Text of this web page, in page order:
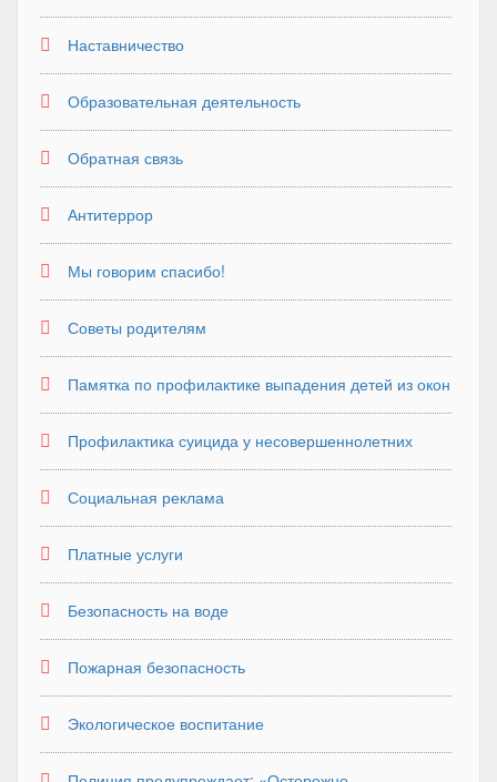
Наставничество
Образовательная деятельность
Обратная связь
Антитеррор
Мы говорим спасибо!
Советы родителям
Памятка по профилактике выпадения детей из окон
Профилактика суицида у несовершеннолетних
Социальная реклама
Платные услуги
Безопасность на воде
Пожарная безопасность
Экологическое воспитание